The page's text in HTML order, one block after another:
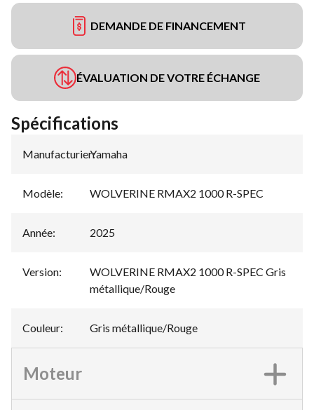
DEMANDE DE FINANCEMENT
ÉVALUATION DE VOTRE ÉCHANGE
Spécifications
Manufacturier:
Yamaha
Modèle: WOLVERINE RMAX2 1000 R-SPEC
Année: 2025
Version:
WOLVERINE RMAX2 1000 R-SPEC Gris
métallique/Rouge
Couleur: Gris métallique/Rouge
Moteur